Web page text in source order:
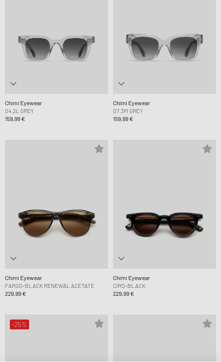
Chimi Eyewear
04.2L GREY
159,99 €
Chimi Eyewear
07.3M GREY
159,99 €
Chimi Eyewear
FARGO-BLACK RENEWAL ACETATE
229,99 €
Chimi Eyewear
CIRO-BLACK
229,99 €
-25%